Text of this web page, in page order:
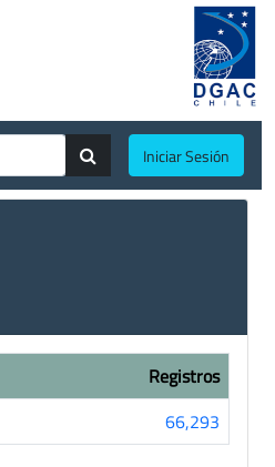
Iniciar Sesión
Registros
66,293